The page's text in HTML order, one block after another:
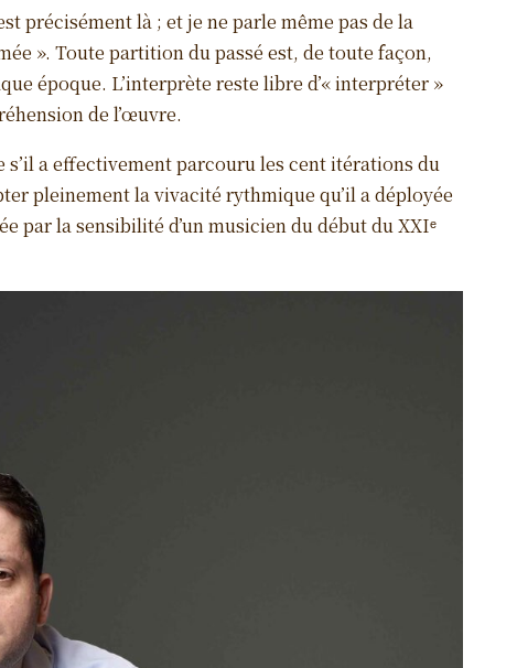
précisément là ; et je ne parle même pas de la
». Toute partition du passé est, de toute façon,
époque. L’interprète reste libre d’« interpréter »
de l’œuvre.
s’il a effectivement parcouru les cent itérations du
pleinement la vivacité rythmique qu’il a déployée
par la sensibilité d’un musicien du début du XXIᵉ